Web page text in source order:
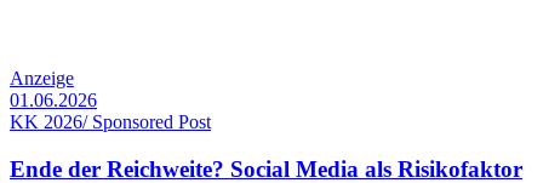
Anzeige
01.06.2026
KK 2026/ Sponsored Post
Ende der Reichweite? Social Media als Risikofaktor